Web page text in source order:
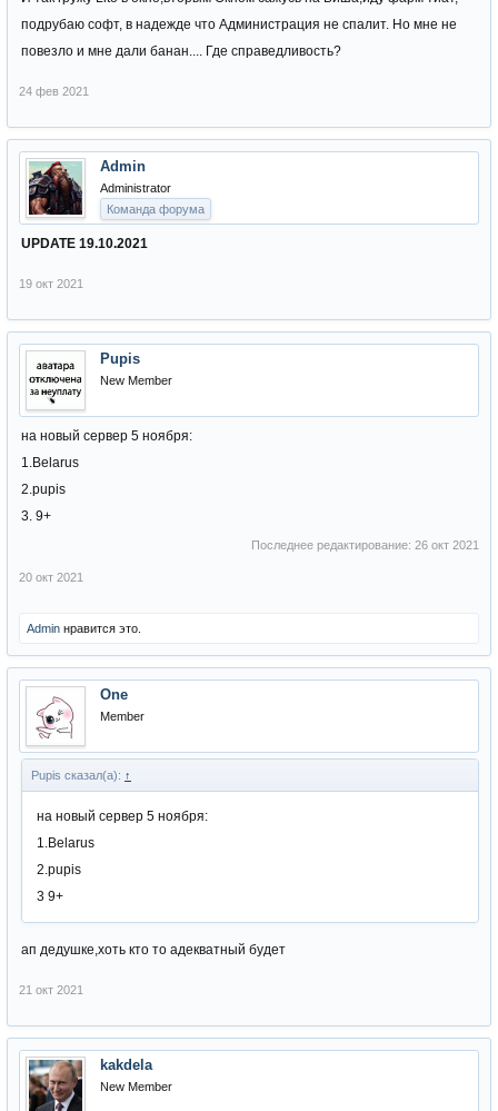
подрубаю софт, в надежде что Администрация не спалит. Но мне не
повезло и мне дали банан.... Где справедливость?
24 фев 2021
Admin
Administrator
Команда форума
UPDATE 19.10.2021
19 окт 2021
Pupis
New Member
на новый сервер 5 ноября:
1.Belarus
2.pupis
3. 9+
Последнее редактирование: 26 окт 2021
20 окт 2021
Admin нравится это.
One
Member
Pupis сказал(а): ↑
на новый сервер 5 ноября:
1.Belarus
2.pupis
3 9+
ап дедушке,хоть кто то адекватный будет
21 окт 2021
kakdela
New Member